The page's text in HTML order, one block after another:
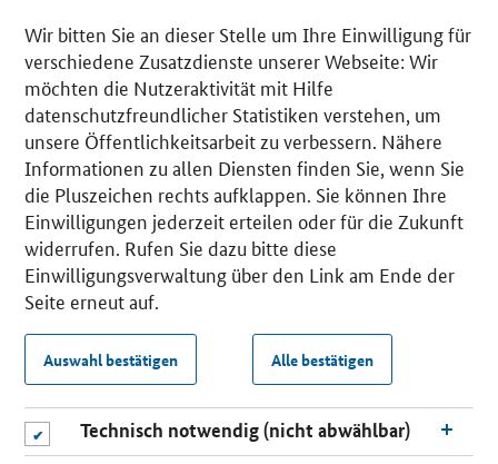
Wir bitten Sie an dieser Stelle um Ihre Einwilligung für
verschiedene Zusatzdienste unserer Webseite: Wir
möchten die Nutzeraktivität mit Hilfe
datenschutzfreundlicher Statistiken verstehen, um
unsere Öffentlichkeitsarbeit zu verbessern. Nähere
Informationen zu allen Diensten finden Sie, wenn Sie
die Pluszeichen rechts aufklappen. Sie können Ihre
Einwilligungen jederzeit erteilen oder für die Zukunft
widerrufen. Rufen Sie dazu bitte diese
Einwilligungsverwaltung über den Link am Ende der
Seite erneut auf.
Auswahl bestätigen Alle bestätigen
Technisch notwendig (nicht abwählbar)